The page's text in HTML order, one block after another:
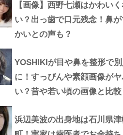
【画像】西野七瀬はかわい
い？出っ歯で口元残念！鼻
かいとの声も？
YOSHIKIが目や鼻を整形で
に！すっぴんや素顔画像が
い？昔や若い頃の画像と比較
浜辺美波の出身地は石川県